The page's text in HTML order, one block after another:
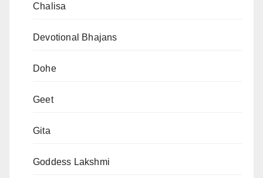
Chalisa
Devotional Bhajans
Dohe
Geet
Gita
Goddess Lakshmi